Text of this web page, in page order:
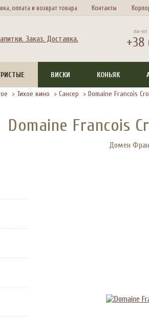
оплата и возврат товара Контакты
пн-
+38
ВИСКИ КОНЬЯК
> Тихое вино > Сансер > Domaine Francois
Domaine Francois
Домен